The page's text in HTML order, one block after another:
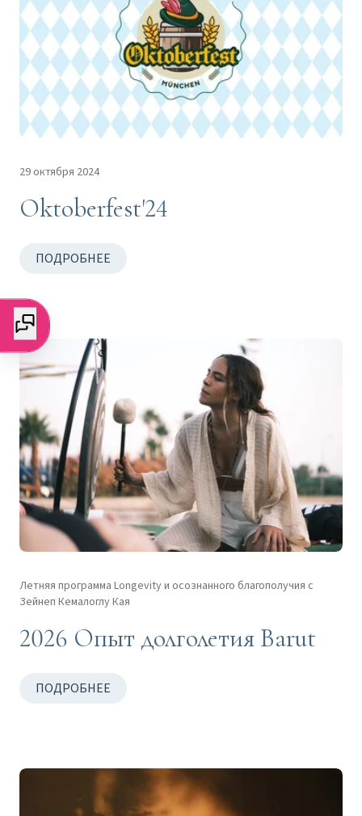
29 октября 2024
Oktoberfest'24
ПОДРОБНЕЕ
Летняя программа Longevity и осознанного благополучия с
Зейнеп Кемалоглу Кая
2026 Опыт долголетия Barut
ПОДРОБНЕЕ